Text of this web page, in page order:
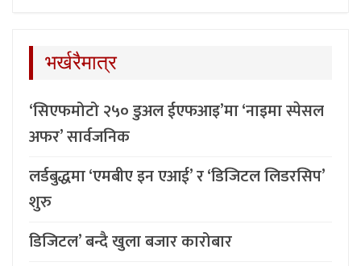
भर्खरैमात्र
‘सिएफमोटो २५० डुअल ईएफआइ’मा ‘नाइमा स्पेसल
अफर’ सार्वजनिक
लर्डबुद्धमा ‘एमबीए इन एआई’ र ‘डिजिटल लिडरसिप’
शुरु
डिजिटल’ बन्दै खुला बजार कारोबार